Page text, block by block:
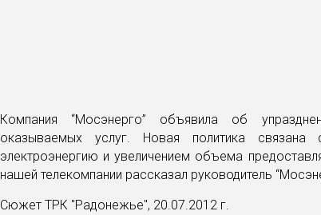
Компания “Мосэнерго” объявила об
оказываемых услуг. Новая политика
электроэнергию и увеличением объема
нашей телекомпании рассказал руководитель
Сюжет ТРК "Радонежье", 20.07.2012 г.